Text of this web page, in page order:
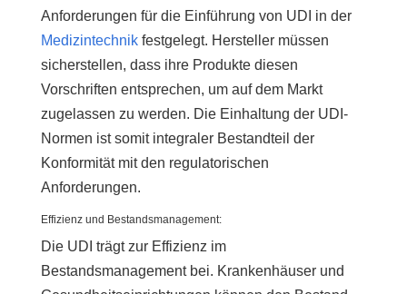
Anforderungen für die Einführung von UDI in der
Medizintechnikfestgelegt. Hersteller müssen
sicherstellen, dass ihre Produkte diesen
Vorschriften entsprechen, um auf dem Markt
zugelassen zu werden. Die Einhaltung der UDI-
Normen ist somit integraler Bestandteil der
Konformität mit den regulatorischen
Anforderungen.
Effizienz und Bestandsmanagement:
Die UDI trägt zur Effizienz im
Bestandsmanagement bei. Krankenhäuser und